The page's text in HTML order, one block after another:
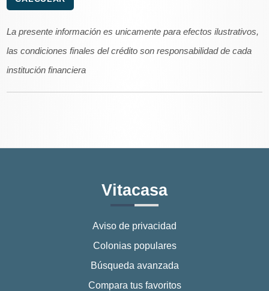
La presente información es unicamente para efectos ilustrativos,
las condiciones finales del crédito son responsabilidad de cada
institución financiera
Vitacasa
Aviso de privacidad
Colonias populares
Búsqueda avanzada
Compara tus favoritos